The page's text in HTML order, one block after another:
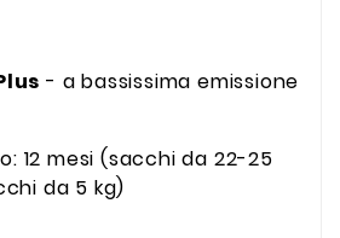
- a bassissima emissione
12 mesi (sacchi da 22-25
da 5 kg)